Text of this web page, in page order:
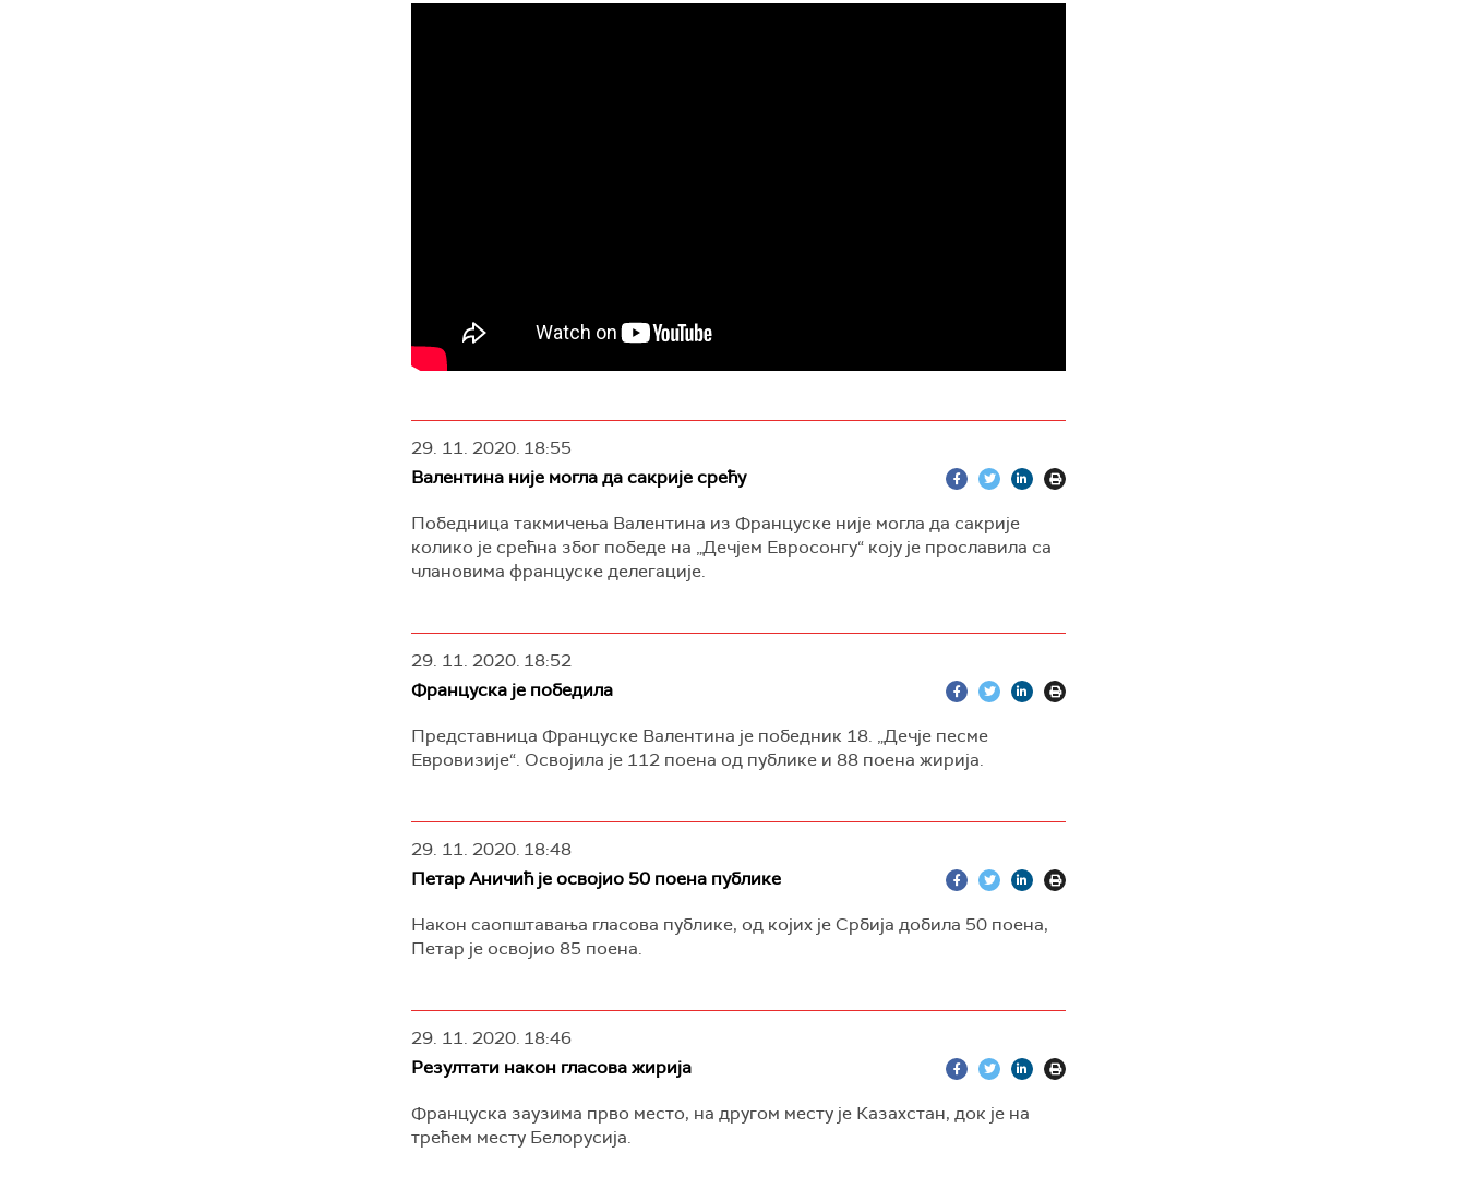
29. 11. 2020. 18:55
Валентина није могла да сакрије срећу
Победница такмичења Валентина из Француске није могла да сакрије
колико је срећна због победе на „Дечјем Евросонгу“ коју је прославила са
члановима француске делегације.
29. 11. 2020. 18:52
Француска је победила
Представница Француске Валентина је победник 18. „Дечје песме
Евровизије“. Освојила је 112 поена од публике и 88 поена жирија.
29. 11. 2020. 18:48
Петар Аничић је освојио 50 поена публике
Након саопштавања гласова публике, од којих је Србија добила 50 поена,
Петар је освојио 85 поена.
29. 11. 2020. 18:46
Резултати након гласова жирија
Француска заузима прво место, на другом месту је Казахстан, док је на
трећем месту Белорусија.